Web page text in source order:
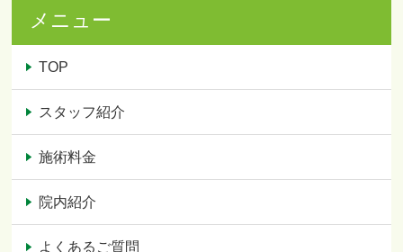
メニュー
TOP
スタッフ紹介
施術料金
院内紹介
よくあるご質問